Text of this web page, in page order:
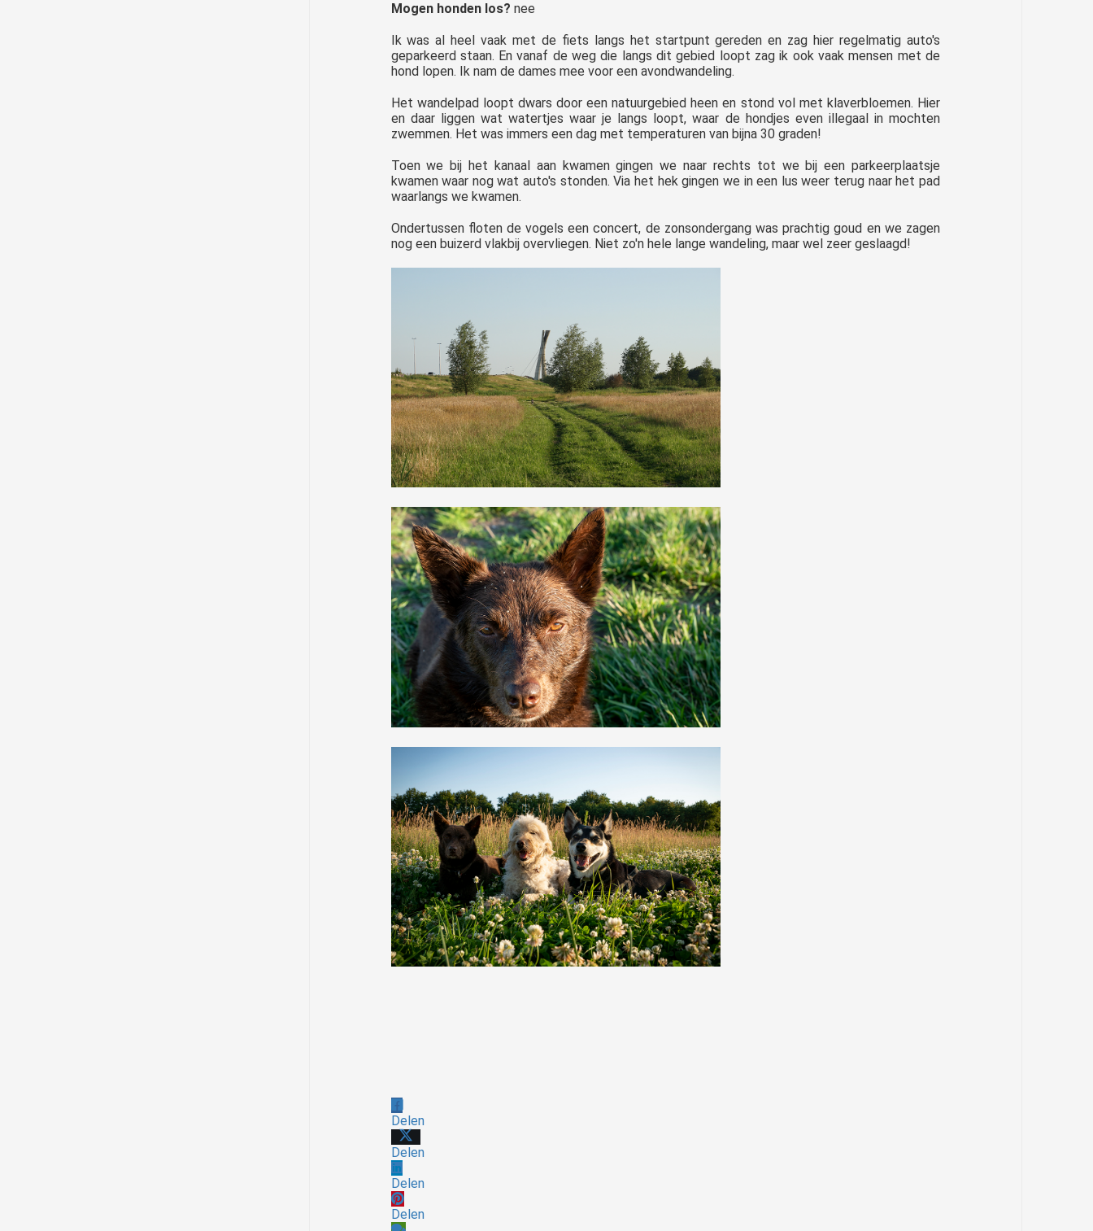
Mogen honden los? nee
Ik was al heel vaak met de fiets langs het startpunt gereden en zag hier regelmatig auto's
geparkeerd staan. En vanaf de weg die langs dit gebied loopt zag ik ook vaak mensen met de
hond lopen. Ik nam de dames mee voor een avondwandeling.
Het wandelpad loopt dwars door een natuurgebied heen en stond vol met klaverbloemen. Hier
en daar liggen wat watertjes waar je langs loopt, waar de hondjes even illegaal in mochten
zwemmen. Het was immers een dag met temperaturen van bijna 30 graden!
Toen we bij het kanaal aan kwamen gingen we naar rechts tot we bij een parkeerplaatsje
kwamen waar nog wat auto's stonden. Via het hek gingen we in een lus weer terug naar het pad
waarlangs we kwamen.
Ondertussen floten de vogels een concert, de zonsondergang was prachtig goud en we zagen
nog een buizerd vlakbij overvliegen. Niet zo'n hele lange wandeling, maar wel zeer geslaagd!
Delen
Delen
Delen
Delen